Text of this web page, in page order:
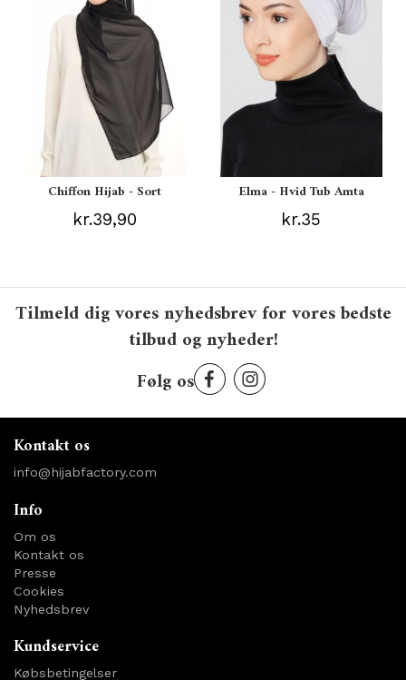
Chiffon Hijab - Sort
kr.39,90
Elma - Hvid Tub Amta
kr.35
Tilmeld dig vores nyhedsbrev for vores bedste
tilbud og nyheder!
Følg os
Kontakt os
info@hijabfactory.com
Info
Om os
Kontakt os
Presse
Cookies
Nyhedsbrev
Kundservice
Købsbetingelser